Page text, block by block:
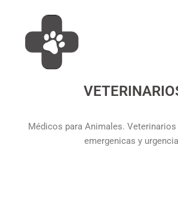
Médicos para Animales.
emergenicas y